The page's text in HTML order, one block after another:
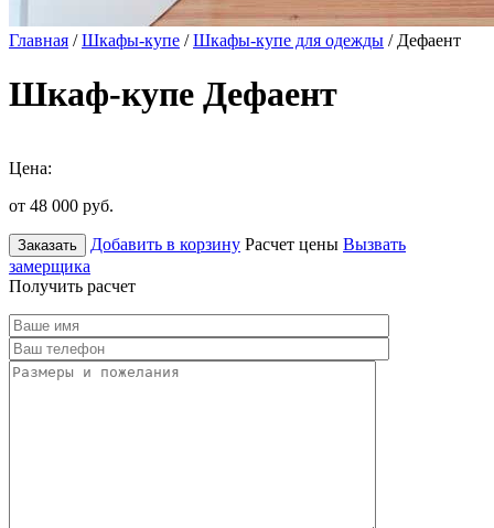
Главная /Шкафы-купе /Шкафы-купе для одежды / Дефаент
Шкаф-купе Дефаент
Цена:
от 48 000 руб.
Заказать Добавить в корзину Расчет цены Вызвать
замерщика
Получить расчет